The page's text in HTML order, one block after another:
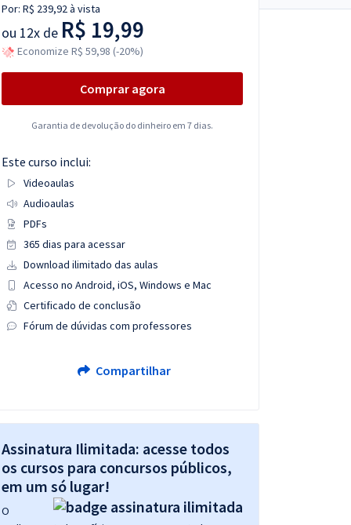
Por: R$ 239,92à vista
ou 12x de R$ 19,99
Economize R$ 59,98 (-20%)
Comprar agora
Garantia de devolução do dinheiro em 7 dias.
Este curso inclui:
Videoaulas
Audioaulas
PDFs
365 dias para acessar
Download ilimitado das aulas
Acesso no Android, iOS, Windows e Mac
Certificado de conclusão
Fórum de dúvidas com professores
Compartilhar
Assinatura Ilimitada: acesse todos
os cursos para concursos públicos,
em um só lugar!
O